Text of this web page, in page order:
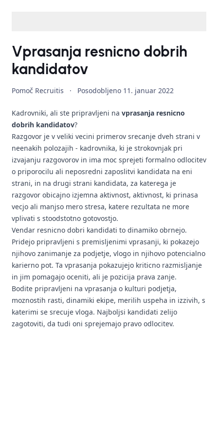
Vprasanja resnicno dobrih
kandidatov
Pomoč Recruitis · Posodobljeno 11. januar 2022
Kadrovniki, ali ste pripravljeni na vprasanja resnicno
dobrih kandidatov?
Razgovor je v veliki vecini primerov srecanje dveh strani v
neenakih polozajih - kadrovnika, ki je strokovnjak pri
izvajanju razgovorov in ima moc sprejeti formalno odlocitev
o priporocilu ali neposredni zaposlitvi kandidata na eni
strani, in na drugi strani kandidata, za katerega je
razgovor obicajno izjemna aktivnost, aktivnost, ki prinasa
vecjo ali manjso mero stresa, katere rezultata ne more
vplivati s stoodstotno gotovostjo.
Vendar resnicno dobri kandidati to dinamiko obrnejo.
Pridejo pripravljeni s premisljenimi vprasanji, ki pokazejo
njihovo zanimanje za podjetje, vlogo in njihovo potencialno
karierno pot. Ta vprasanja pokazujejo kriticno razmisljanje
in jim pomagajo oceniti, ali je pozicija prava zanje.
Bodite pripravljeni na vprasanja o kulturi podjetja,
moznostih rasti, dinamiki ekipe, merilih uspeha in izzivih, s
katerimi se srecuje vloga. Najboljsi kandidati zelijo
zagotoviti, da tudi oni sprejemajo pravo odlocitev.